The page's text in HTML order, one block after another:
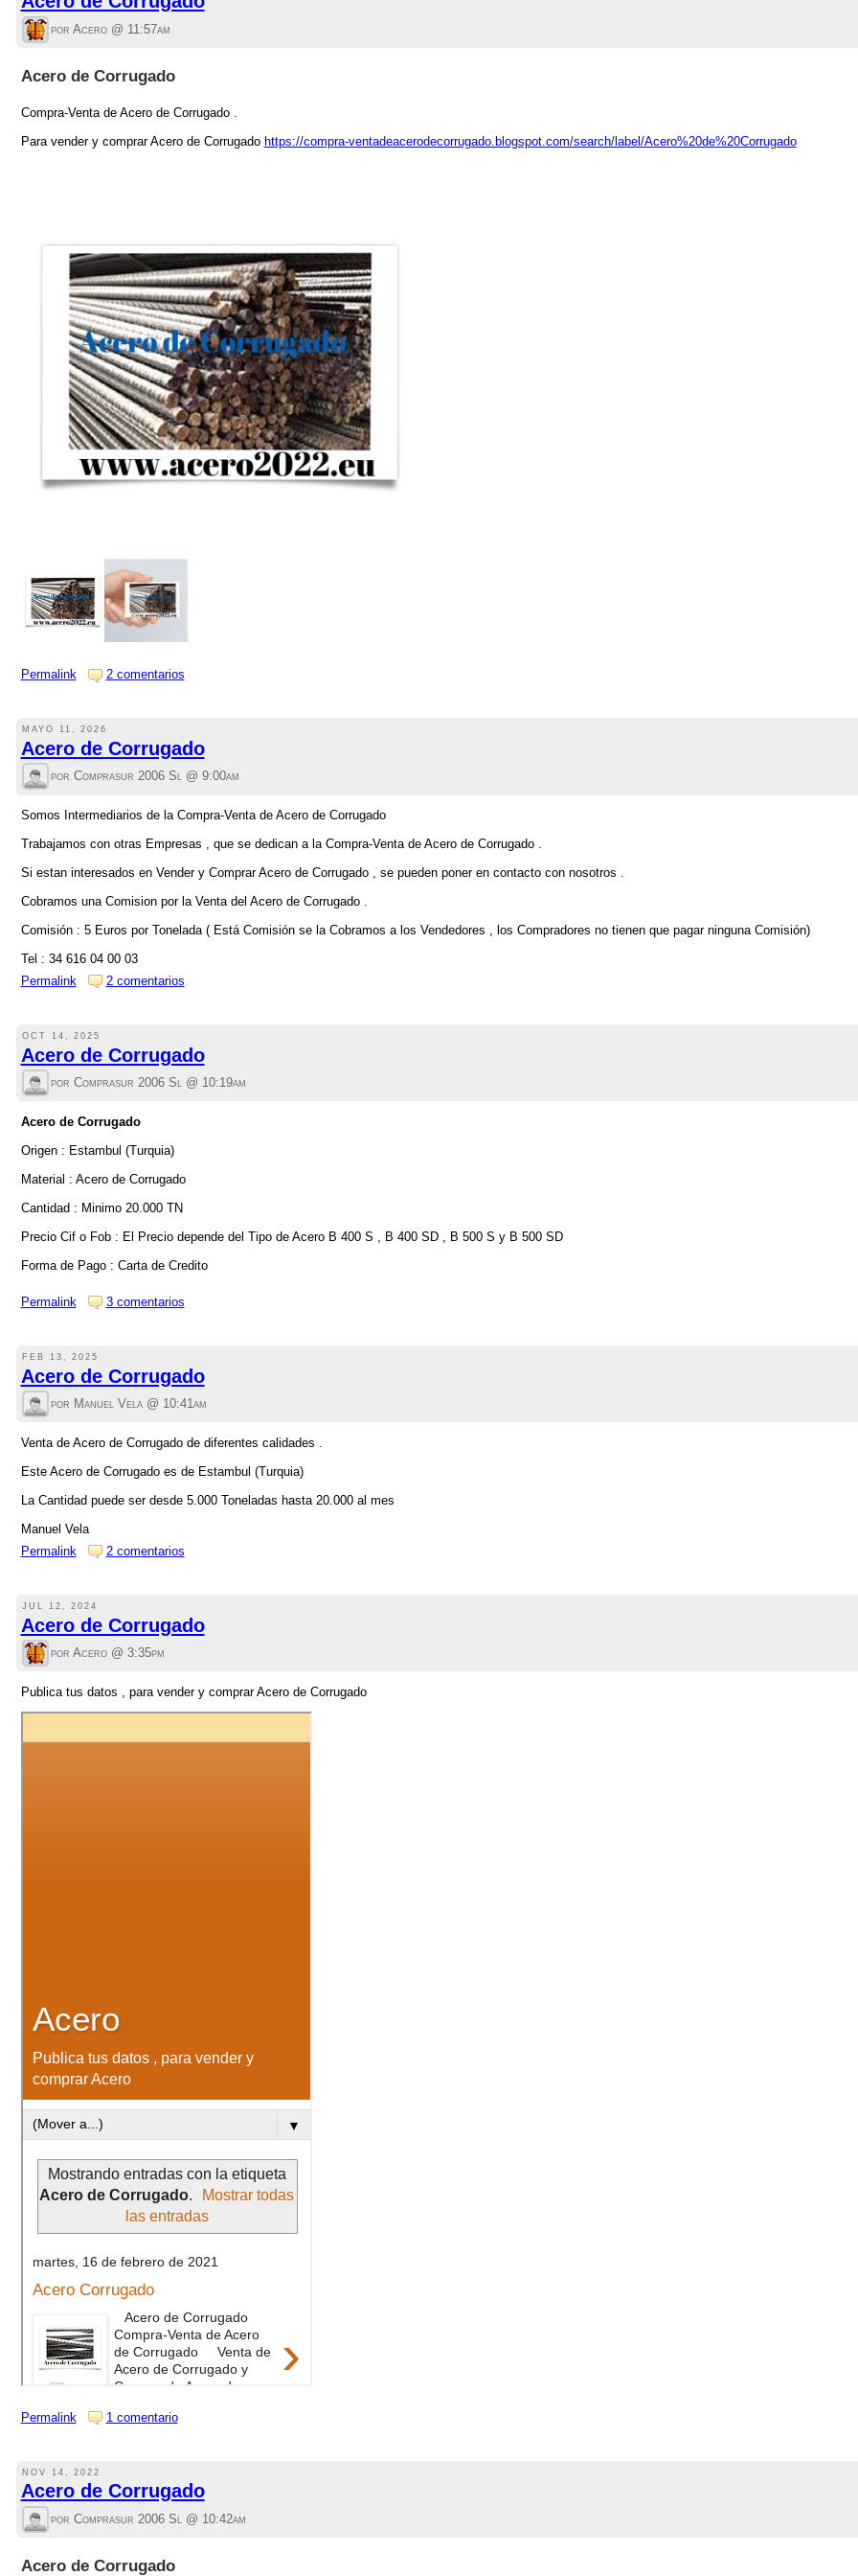
por Acero @ 11:57am
Acero de Corrugado
Compra-Venta de Acero de Corrugado .
Para vender y comprar Acero de Corrugado https://compra-ventadeacerodecorrugado.blogspot.com/search/label/Acero%20de%20Corrugado
Permalink 2 comentarios
MAYO 11, 2026
Acero de Corrugado
por Comprasur 2006 Sl @ 9:00am
Somos Intermediarios de la Compra-Venta de Acero de Corrugado
Trabajamos con otras Empresas , que se dedican a la Compra-Venta de Acero de Corrugado .
Si estan interesados en Vender y Comprar Acero de Corrugado , se pueden poner en contacto con nosotros .
Cobramos una Comision por la Venta del Acero de Corrugado .
Comisión : 5 Euros por Tonelada ( Está Comisión se la Cobramos a los Vendedores , los Compradores no tienen que pagar ninguna Comisión)
Tel : 34 616 04 00 03
Permalink
2 comentarios
OCT 14, 2025
Acero de Corrugado
por Comprasur 2006 Sl @ 10:19am
Acero de Corrugado
Origen : Estambul (Turquia)
Material : Acero de Corrugado
Cantidad : Minimo 20.000 TN
Precio Cif o Fob : El Precio depende del Tipo de Acero B 400 S , B 400 SD , B 500 S y B 500 SD
Forma de Pago : Carta de Credito
Permalink 3 comentarios
FEB 13, 2025
Acero de Corrugado
por Manuel Vela @ 10:41am
Venta de Acero de Corrugado de diferentes calidades .
Este Acero de Corrugado es de Estambul (Turquia)
La Cantidad puede ser desde 5.000 Toneladas hasta 20.000 al mes
Manuel Vela
Permalink
2 comentarios
JUL 12, 2024
Acero de Corrugado
por Acero @ 3:35pm
Publica tus datos , para vender y comprar Acero de Corrugado
Permalink 1 comentario
NOV 14, 2022
Acero de Corrugado
por Comprasur 2006 Sl @ 10:42am
Acero de Corrugado